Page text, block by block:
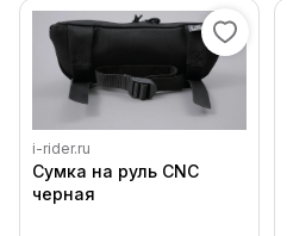
i-rider.ru
Сумка на руль CNC
черная